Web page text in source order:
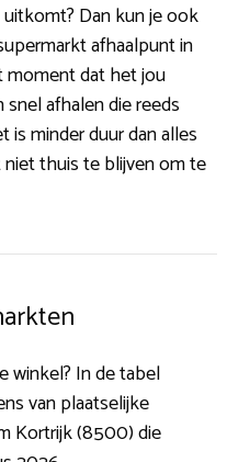
Dan kun je ook
afhaalpunt in
moment dat het jou
afhalen die reeds
is minder duur dan alles
thuis te blijven om te
winkel? In de tabel
van plaatselijke
Kortrijk (8500) die